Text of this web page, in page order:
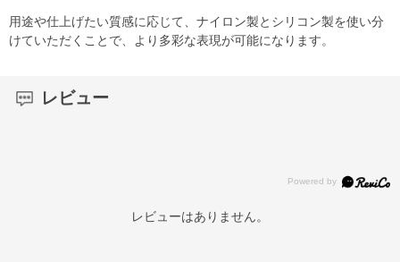
用途や仕上げたい質感に応じて、ナイロン製とシリコン製を使い分
けていただくことで、より多彩な表現が可能になります。
レビュー
レビューはありません。